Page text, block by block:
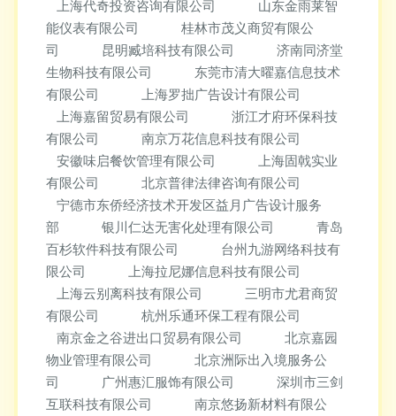
上海代奇投资咨询有限公司
山东金雨莱智
能仪表有限公司
桂林市茂义商贸有限公
司
昆明臧培科技有限公司
济南同济堂
生物科技有限公司
东莞市清大曜嘉信息技术
有限公司
上海罗拙广告设计有限公司
上海嘉留贸易有限公司
浙江才府环保科技
有限公司
南京万花信息科技有限公司
安徽味启餐饮管理有限公司
上海固戟实业
有限公司
北京普律法律咨询有限公司
宁德市东侨经济技术开发区益月广告设计服务
部
银川仁达无害化处理有限公司
青岛
百杉软件科技有限公司
台州九游网络科技有
限公司
上海拉尼娜信息科技有限公司
上海云别离科技有限公司
三明市尤君商贸
有限公司
杭州乐通环保工程有限公司
南京金之谷进出口贸易有限公司
北京嘉园
物业管理有限公司
北京洲际出入境服务公
司
广州惠汇服饰有限公司
深圳市三剑
互联科技有限公司
南京悠扬新材料有限公